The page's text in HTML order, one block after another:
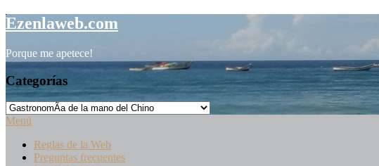
Saltar
al
Ezenlaweb.com
Porque me apetece!
Categorías
Categorías
Menú
Reglas de la Web
Preguntas frecuentes